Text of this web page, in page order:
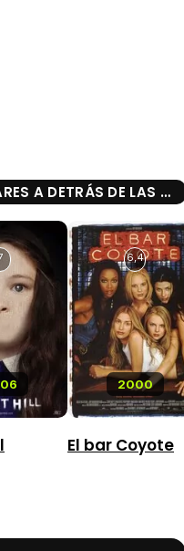
DETRÁS DE LAS PAREDES
2000
6,4
El bar Coyote